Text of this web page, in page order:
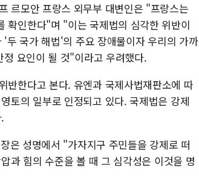
르모안 프랑스 외무부 대변인은 "프랑스는
확인한다"며 "이는 국제법의 심각한 위반이
두 국가 해법'의 주요 장애물이자 우리의 가까
요인이 될 것"이라고 우려했다.
반한다고 본다. 유엔과 국제사법재판소에 따
토의 일부로 인정되고 있다. 국제법은 강제
은 성명에서 "가자지구 주민들을 강제로 떠
과 힘의 수준을 볼 때 그 심각성은 이것을 명